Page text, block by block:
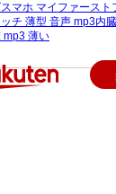
マホ マイファースト
ッチ 薄型 音声 mp3内
mp3 薄い